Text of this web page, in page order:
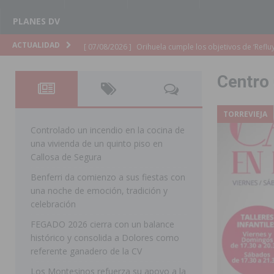
PLANES DV
ACTUALIDAD [ 07/08/2026 ] Orihuela cumple los objetivos de
[ 07/08/2026 ]
Orihuela organiza un concierto
Golf & Country Club
ORIHUELA
[ 07/08/2026 ] El Ayuntamiento de Almoradí mejora
ALMORADÍ
Educación destina 1,2 millones
[ 07/08/2026 ] La Policía Nacional desarticula un
ORIHUELA
Torrevieja impulsa el empleo con la
TORREVIEJA
Centro
TORREVIEJA
Controlado un incendio en la cocina de
una vivienda de un quinto piso en
Callosa de Segura
Benferri da comienzo a sus fiestas con
una noche de emoción, tradición y
celebración
FEGADO 2026 cierra con un balance
histórico y consolida a Dolores como
referente ganadero de la CV
Los Montesinos refuerza su apoyo a la